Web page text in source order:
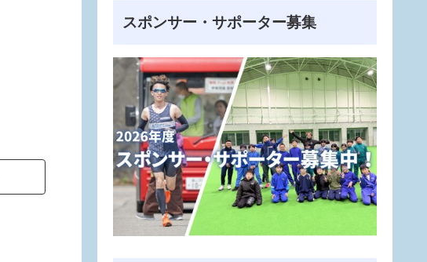
スポンサー・サポーター募集